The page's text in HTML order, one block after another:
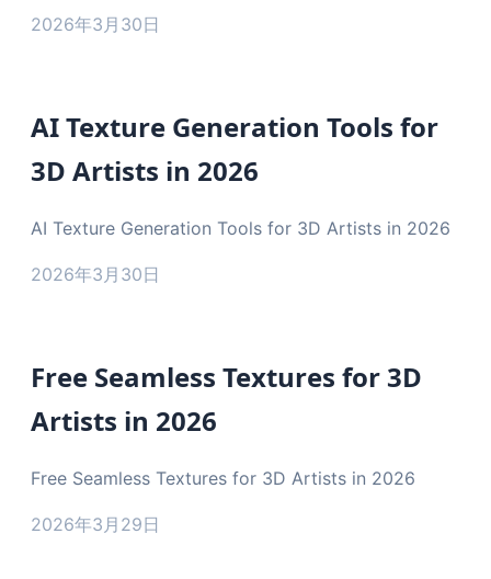
2026年3月30日
AI Texture Generation Tools for
3D Artists in 2026
AI Texture Generation Tools for 3D Artists in 2026
2026年3月30日
Free Seamless Textures for 3D
Artists in 2026
Free Seamless Textures for 3D Artists in 2026
2026年3月29日